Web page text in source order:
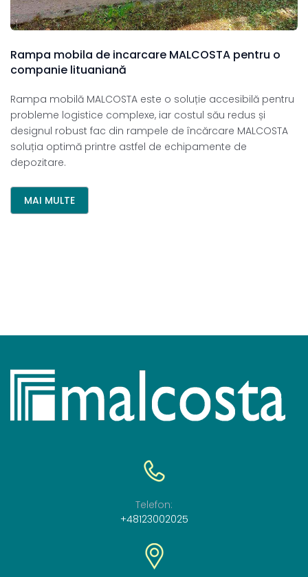
Rampa mobila de incarcare MALCOSTA pentru o
companie lituaniană
Rampa mobilă MALCOSTA este o soluție accesibilă pentru
probleme logistice complexe, iar costul său redus și
designul robust fac din rampele de încărcare MALCOSTA
soluția optimă printre astfel de echipamente de
depozitare.
MAI MULTE
Telefon:
+48123002025